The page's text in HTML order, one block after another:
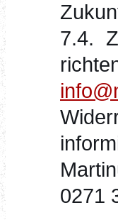
7.4.
0271